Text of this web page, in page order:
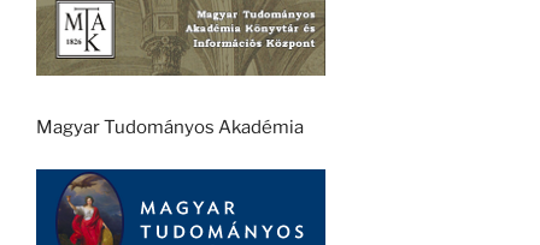
Magyar Tudományos Akadémia